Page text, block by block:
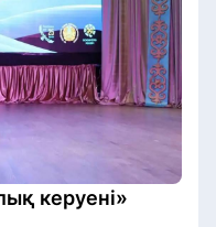
керуені»